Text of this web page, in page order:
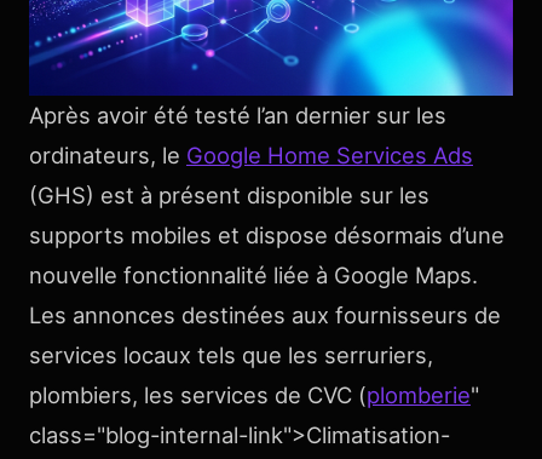
Après avoir été testé l’an dernier sur les
ordinateurs, le Google Home Services Ads
(GHS) est à présent disponible sur les
supports mobiles et dispose désormais d’une
nouvelle fonctionnalité liée à Google Maps.
Les annonces destinées aux fournisseurs de
services locaux tels que les serruriers,
plombiers, les services de CVC (plomberie"
class="blog-internal-link">Climatisation-